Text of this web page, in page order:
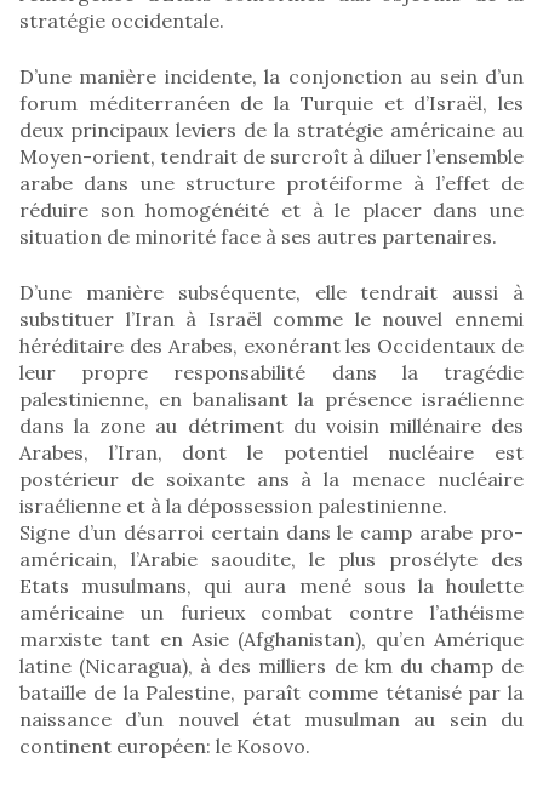
stratégie occidentale.
D’une manière incidente, la conjonction au sein d’un
forum méditerranéen de la Turquie et d’Israël, les
deux principaux leviers de la stratégie américaine au
Moyen-orient, tendrait de surcroît à diluer l’ensemble
arabe dans une structure protéiforme à l’effet de
réduire son homogénéité et à le placer dans une
situation de minorité face à ses autres partenaires.
D’une manière subséquente, elle tendrait aussi à
substituer l’Iran à Israël comme le nouvel ennemi
héréditaire des Arabes, exonérant les Occidentaux de
leur propre responsabilité dans la tragédie
palestinienne, en banalisant la présence israélienne
dans la zone au détriment du voisin millénaire des
Arabes, l’Iran, dont le potentiel nucléaire est
postérieur de soixante ans à la menace nucléaire
israélienne et à la dépossession palestinienne.
Signe d’un désarroi certain dans le camp arabe pro-
américain, l’Arabie saoudite, le plus prosélyte des
Etats musulmans, qui aura mené sous la houlette
américaine un furieux combat contre l’athéisme
marxiste tant en Asie (Afghanistan), qu’en Amérique
latine (Nicaragua), à des milliers de km du champ de
bataille de la Palestine, paraît comme tétanisé par la
naissance d’un nouvel état musulman au sein du
continent européen: le Kosovo.